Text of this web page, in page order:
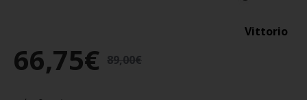
66,75€ 89,00€
Vittorio